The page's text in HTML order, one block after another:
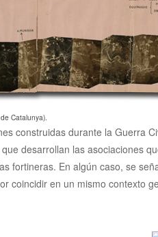
Catalunya).
construidas durante la Guerra
desarrollan las asociaciones
fortineras. En algún caso, se
coincidir en un mismo contexto